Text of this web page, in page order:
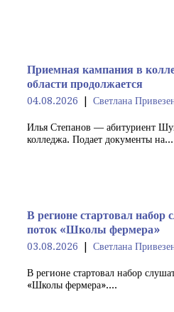
Приемная кампания в
области продолжается
04.08.2026 Светлана
Илья Степанов — абитуриент
колледжа. Подает документы на...
В регионе стартовал набор
поток «Школы фермера»
03.08.2026 Светлана
В регионе стартовал набор
«Школы фермера»....